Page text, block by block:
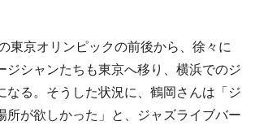
東京オリンピックの前後から、徐々に
ジシャンたちも東京へ移り、横浜でのジ
なる。そうした状況に、鶴岡さんは「ジ
所が欲しかった」と、ジャズライブバー